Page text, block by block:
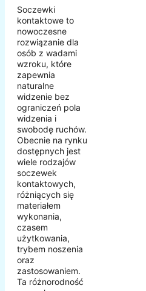
Soczewki
kontaktowe to
nowoczesne
rozwiązanie dla
osób z wadami
wzroku, które
zapewnia
naturalne
widzenie bez
ograniczeń pola
widzenia i
swobodę ruchów.
Obecnie na rynku
dostępnych jest
wiele rodzajów
soczewek
kontaktowych,
różniących się
materiałem
wykonania,
czasem
użytkowania,
trybem noszenia
oraz
zastosowaniem.
Ta różnorodność